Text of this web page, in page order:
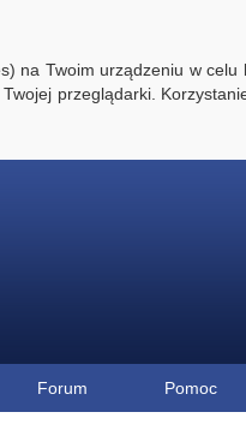
na Twoim urządzeniu w
przeglądarki.
Forum Pomoc